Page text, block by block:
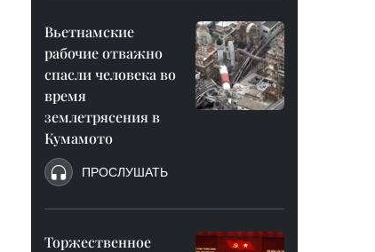
Вьетнамские
рабочие отважно
спасли человека во
время
землетрясения в
Кумамото
ПРОСЛУШАТЬ
Торжественное